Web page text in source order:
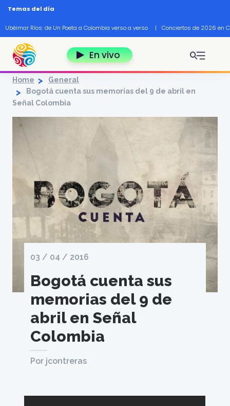
Pasar al contenido principal
Temas del día
Ubéimar Ríos: de Un Poeta a Colombia verso a verso | Conciertos de 2026 en
En vivo
Home
General
Bogotá cuenta sus memorias del 9 de abril en
Señal Colombia
03 / 04 / 2016
Bogotá cuenta sus
memorias del 9 de
abril en Señal
Colombia
Por jcontreras